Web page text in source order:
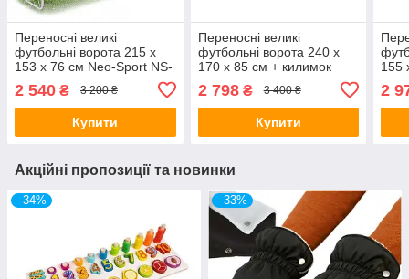
Переносні великі
футбольні ворота 215 х
153 х 76 см Neo-Sport NS-
2 540 ₴ 3 200 ₴
Купити
Переносні великі
футбольні ворота 240 х
170 х 85 см + килимок
2 798₴ 3 400 ₴
Купити
155
2
Акційні пропозиції та новинки
–34% –33%